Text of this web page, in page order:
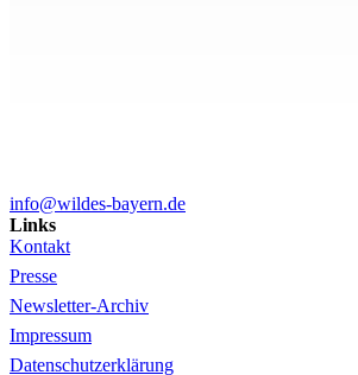
info@wildes-bayern.de
Links
Kontakt
Presse
Newsletter-Archiv
Impressum
Datenschutzerklärung